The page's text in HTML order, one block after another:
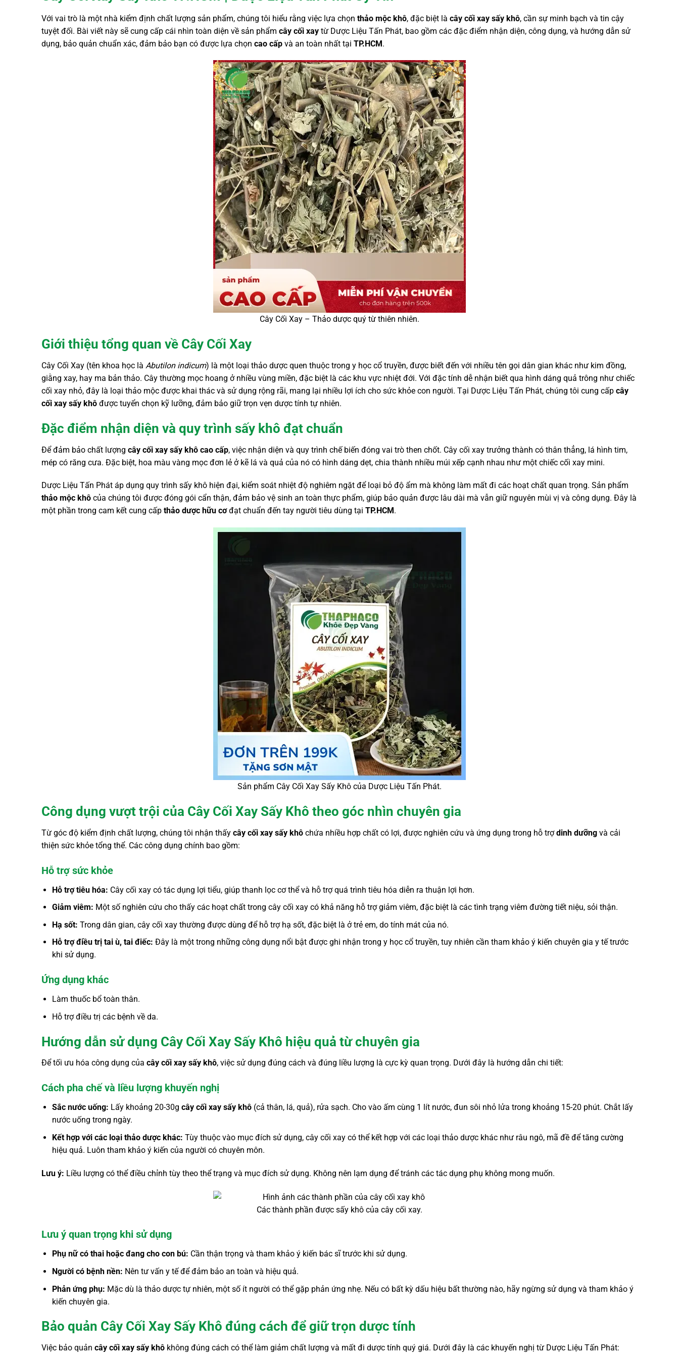
Với vai trò là một nhà kiểm định chất lượng sản phẩm, chúng tôi hiểu rằng việc lựa chọn thảo mộc khô, đặc biệt là cây cối xay sấy khô, cần sự minh bạch và tin cậy
tuyệt đối. Bài viết này sẽ cung cấp cái nhìn toàn diện về sản phẩm cây cối xay từ Dược Liệu Tấn Phát, bao gồm các đặc điểm nhận diện, công dụng, và hướng dẫn sử
dụng, bảo quản chuẩn xác, đảm bảo bạn có được lựa chọn cao cấp và an toàn nhất tại TP.HCM.
Cây Cối Xay – Thảo dược quý từ thiên nhiên.
Giới thiệu tổng quan về Cây Cối Xay
Cây Cối Xay (tên khoa học là Abutilon indicum) là một loại thảo dược quen thuộc trong y học cổ truyền, được biết đến với nhiều tên gọi dân gian khác như kim đồng,
giằng xay, hay ma bản thảo. Cây thường mọc hoang ở nhiều vùng miền, đặc biệt là các khu vực nhiệt đới. Với đặc tính dễ nhận biết qua hình dáng quả trông như chiếc
cối xay nhỏ, đây là loại thảo mộc được khai thác và sử dụng rộng rãi, mang lại nhiều lợi ích cho sức khỏe con người. Tại Dược Liệu Tấn Phát, chúng tôi cung cấp cây
cối xay sấy khô được tuyển chọn kỹ lưỡng, đảm bảo giữ trọn vẹn dược tính tự nhiên.
Đặc điểm nhận diện và quy trình sấy khô đạt chuẩn
Để đảm bảo chất lượng cây cối xay sấy khô cao cấp, việc nhận diện và quy trình chế biến đóng vai trò then chốt. Cây cối xay trưởng thành có thân thẳng, lá hình tim,
mép có răng cưa. Đặc biệt, hoa màu vàng mọc đơn lẻ ở kẽ lá và quả của nó có hình dáng dẹt, chia thành nhiều múi xếp cạnh nhau như một chiếc cối xay mini.
Dược Liệu Tấn Phát áp dụng quy trình sấy khô hiện đại, kiểm soát nhiệt độ nghiêm ngặt để loại bỏ độ ẩm mà không làm mất đi các hoạt chất quan trọng. Sản phẩm
thảo mộc khô của chúng tôi được đóng gói cẩn thận, đảm bảo vệ sinh an toàn thực phẩm, giúp bảo quản được lâu dài mà vẫn giữ nguyên mùi vị và công dụng. Đây là
một phần trong cam kết cung cấp thảo dược hữu cơđạt chuẩn đến tay người tiêu dùng tại TP.HCM .
Sản phẩm Cây Cối Xay Sấy Khô của Dược Liệu Tấn Phát.
Công dụng vượt trội của Cây Cối Xay Sấy Khô theo góc nhìn chuyên gia
Từ góc độ kiểm định chất lượng, chúng tôi nhận thấy cây cối xay sấy khô chứa nhiều hợp chất có lợi, được nghiên cứu và ứng dụng trong hỗ trợdinh dưỡng và cải
thiện sức khỏe tổng thể. Các công dụng chính bao gồm:
Hỗ trợ sức khỏe
Hỗ trợ tiêu hóa: Cây cối xay có tác dụng lợi tiểu, giúp thanh lọc cơ thể và hỗ trợ quá trình tiêu hóa diễn ra thuận lợi hơn.
Giảm viêm: Một số nghiên cứu cho thấy các hoạt chất trong cây cối xay có khả năng hỗ trợ giảm viêm, đặc biệt là các tình trạng viêm đường tiết niệu, sỏi thận.
Hạ sốt: Trong dân gian, cây cối xay thường được dùng để hỗ trợ hạ sốt, đặc biệt là ở trẻ em, do tính mát của nó.
Hỗ trợ điều trị tai ù, tai điếc: Đây là một trong những công dụng nổi bật được ghi nhận trong y học cổ truyền, tuy nhiên cần tham khảo ý kiến chuyên gia y tế trước
khi sử dụng.
Ứng dụng khác
Làm thuốc bổ toàn thân.
Hỗ trợ điều trị các bệnh về da.
Hướng dẫn sử dụng Cây Cối Xay Sấy Khô hiệu quả từ chuyên gia
Để tối ưu hóa công dụng của cây cối xay sấy khô, việc sử dụng đúng cách và đúng liều lượng là cực kỳ quan trọng. Dưới đây là hướng dẫn chi tiết:
Cách pha chế và liều lượng khuyến nghị
Sắc nước uống: Lấy khoảng 20-30g cây cối xay sấy khô(cả thân, lá, quả), rửa sạch. Cho vào ấm cùng 1 lít nước, đun sôi nhỏ lửa trong khoảng 15-20 phút. Chắt lấy
nước uống trong ngày.
Kết hợp với các loại thảo dược khác: Tùy thuộc vào mục đích sử dụng, cây cối xay có thể kết hợp với các loại thảo dược khác như râu ngô, mã đề để tăng cường
hiệu quả. Luôn tham khảo ý kiến của người có chuyên môn.
Lưu ý: Liều lượng có thể điều chỉnh tùy theo thể trạng và mục đích sử dụng. Không nên lạm dụng để tránh các tác dụng phụ không mong muốn.
Các thành phần được sấy khô của cây cối xay.
Lưu ý quan trọng khi sử dụng
Phụ nữ có thai hoặc đang cho con bú: Cần thận trọng và tham khảo ý kiến bác sĩ trước khi sử dụng.
Người có bệnh nền: Nên tư vấn y tế để đảm bảo an toàn và hiệu quả.
Phản ứng phụ: Mặc dù là thảo dược tự nhiên, một số ít người có thể gặp phản ứng nhẹ. Nếu có bất kỳ dấu hiệu bất thường nào, hãy ngừng sử dụng và tham khảo ý
kiến chuyên gia.
Bảo quản Cây Cối Xay Sấy Khô đúng cách để giữ trọn dược tính
Việc bảo quản cây cối xay sấy khô không đúng cách có thể làm giảm chất lượng và mất đi dược tính quý giá. Dưới đây là các khuyến nghị từ Dược Liệu Tấn Phát: